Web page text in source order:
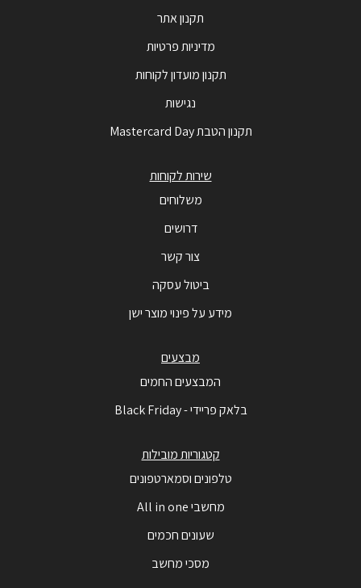
תקנון אתר
מדיניות פרטיות
תקנון מועדון לקוחות
נגישות
תקנון הטבת Mastercard Day
שירות לקוחות
משלוחים
דרושים
צור קשר
ביטול עסקה
מידע על פינוי מוצר ישן
מבצעים
המבצעים החמים
בלאק פריידי - Black Friday
קטגוריות מובילות
טלפונים וסמארטפונים
מחשבי All in one
שעונים חכמים
מסכי מחשב